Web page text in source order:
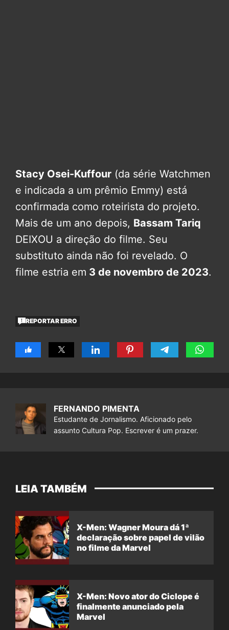
Stacy Osei-Kuffour (da série Watchmen
e indicada a um prêmio Emmy) está
confirmada como roteirista do projeto.
Mais de um ano depois, Bassam Tariq
DEIXOU a direção do filme. Seu
substituto ainda não foi revelado. O
filme estria em 3 de novembro de 2023.
REPORTAR ERRO
FERNANDO PIMENTA
Estudante de Jornalismo. Aficionado pelo
assunto Cultura Pop. Escrever é um prazer.
LEIA TAMBÉM
X-Men: Wagner Moura dá 1ª
declaração sobre papel de vilão
no filme da Marvel
X-Men: Novo ator do Ciclope é
finalmente anunciado pela
Marvel